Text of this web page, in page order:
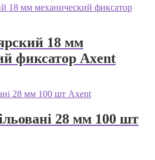
18 мм
фиксатор Axent
28 мм 100 шт